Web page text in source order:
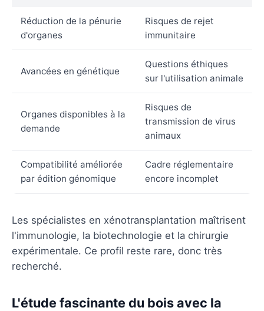
Réduction de la pénurie
d'organes
Risques de rejet
immunitaire
Avancées en génétique
Questions éthiques
sur l'utilisation animale
Organes disponibles à la
demande
Risques de
transmission de virus
animaux
Compatibilité améliorée
par édition génomique
Cadre réglementaire
encore incomplet
Les spécialistes en xénotransplantation maîtrisent
l'immunologie, la biotechnologie et la chirurgie
expérimentale. Ce profil reste rare, donc très
recherché.
L'étude fascinante du bois avec la